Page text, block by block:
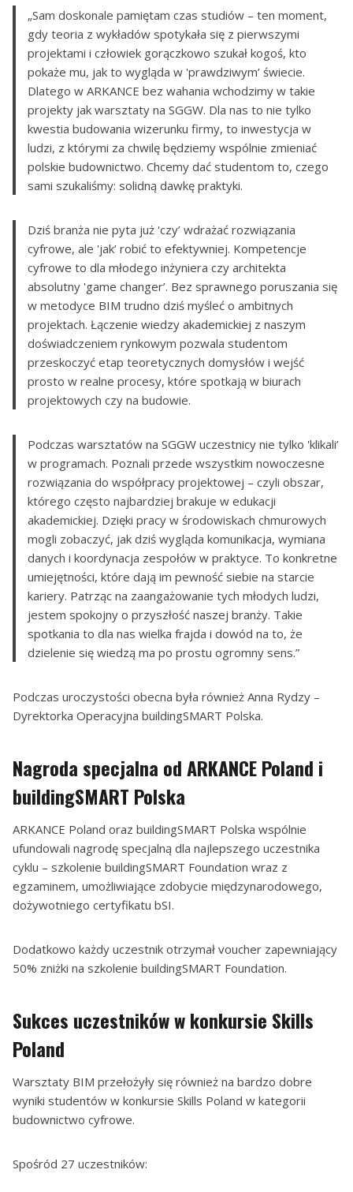
„Sam doskonale pamiętam czas studiów – ten moment,
gdy teoria z wykładów spotykała się z pierwszymi
projektami i człowiek gorączkowo szukał kogoś, kto
pokaże mu, jak to wygląda w 'prawdziwym’ świecie.
Dlatego w ARKANCE bez wahania wchodzimy w takie
projekty jak warsztaty na SGGW. Dla nas to nie tylko
kwestia budowania wizerunku firmy, to inwestycja w
ludzi, z którymi za chwilę będziemy wspólnie zmieniać
polskie budownictwo. Chcemy dać studentom to, czego
sami szukaliśmy: solidną dawkę praktyki.
Dziś branża nie pyta już 'czy’ wdrażać rozwiązania
cyfrowe, ale 'jak’ robić to efektywniej. Kompetencje
cyfrowe to dla młodego inżyniera czy architekta
absolutny 'game changer’. Bez sprawnego poruszania się
w metodyce BIM trudno dziś myśleć o ambitnych
projektach. Łączenie wiedzy akademickiej z naszym
doświadczeniem rynkowym pozwala studentom
przeskoczyć etap teoretycznych domysłów i wejść
prosto w realne procesy, które spotkają w biurach
projektowych czy na budowie.
Podczas warsztatów na SGGW uczestnicy nie tylko 'klikali’
w programach. Poznali przede wszystkim nowoczesne
rozwiązania do współpracy projektowej – czyli obszar,
którego często najbardziej brakuje w edukacji
akademickiej. Dzięki pracy w środowiskach chmurowych
mogli zobaczyć, jak dziś wygląda komunikacja, wymiana
danych i koordynacja zespołów w praktyce. To konkretne
umiejętności, które dają im pewność siebie na starcie
kariery. Patrząc na zaangażowanie tych młodych ludzi,
jestem spokojny o przyszłość naszej branży. Takie
spotkania to dla nas wielka frajda i dowód na to, że
dzielenie się wiedzą ma po prostu ogromny sens.”
Podczas uroczystości obecna była również Anna Rydzy –
Dyrektorka Operacyjna buildingSMART Polska.
Nagroda specjalna od ARKANCE Poland i
buildingSMART Polska
ARKANCE Poland oraz buildingSMART Polska wspólnie
ufundowali nagrodę specjalną dla najlepszego uczestnika
cyklu – szkolenie buildingSMART Foundation wraz z
egzaminem, umożliwiające zdobycie międzynarodowego,
dożywotniego certyfikatu bSI.
Dodatkowo każdy uczestnik otrzymał voucher zapewniający
50% zniżki na szkolenie buildingSMART Foundation.
Sukces uczestników w konkursie Skills
Poland
Warsztaty BIM przełożyły się również na bardzo dobre
wyniki studentów w konkursie Skills Poland w kategorii
budownictwo cyfrowe.
Spośród 27 uczestników: